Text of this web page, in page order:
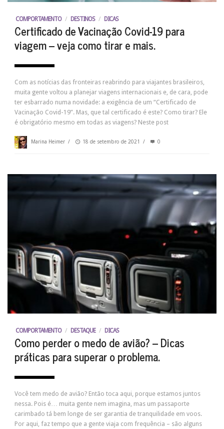
COMPORTAMENTO / DESTINOS / DICAS
Certificado de Vacinação Covid-19 para
viagem – veja como tirar e mais.
Com as notícias das fronteiras reabrindo para viajantes brasileiros,
muita gente voltou a planejar viagens internacionais e, de cara, pode
ter esbarrado numa novidade: a exigência de um “Certificado de
Vacinação Covid-19”. Mas, que tal certificado é este? Como tirar? Ele
é obrigatório mesmo em todas as viagens? Neste post
Marina Heimer / 18 de setembro de 2021 / 0
COMPORTAMENTO / DESTAQUE / DICAS
Como perder o medo de avião? – Dicas
práticas para superar o problema.
Você tem medo de avião? Então toca aqui, porque estamos juntos
nessa. Pois é… muita gente nem imagina, mas um passaporte
carimbado tá bem longe de ser garantia de tranquilidade em voos.
Por aqui, faz tempo que a gente viaja com frequência – são alguns